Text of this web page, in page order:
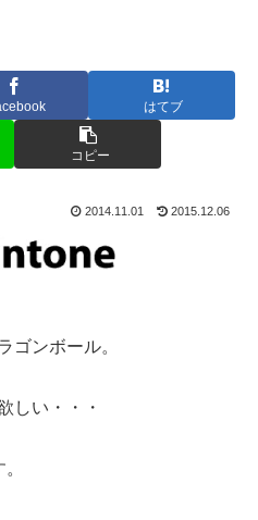
はてブ
コピー
2014.11.01 2015.12.06
ゴンボール。
しい・・・